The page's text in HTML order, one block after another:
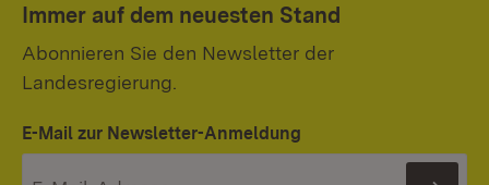
Immer auf dem neuesten Stand
Abonnieren Sie den Newsletter der
Landesregierung.
E-Mail zur Newsletter-Anmeldung